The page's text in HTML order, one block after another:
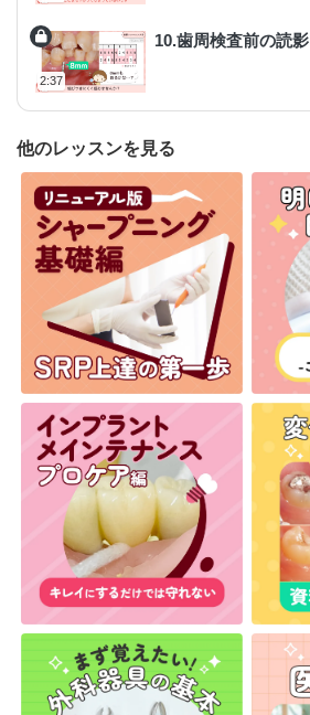
2:37
10.歯周検査前の読影
他のレッスンを見る